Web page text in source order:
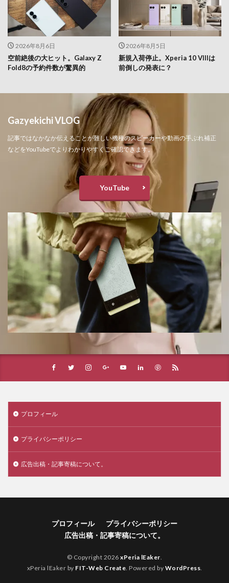
2026年8月6日
空前絶後の大ヒット。Galaxy Z
Fold8の予約件数が驚異的
2026年8月5日
新規入荷停止。Xperia 10 VIIIは
前倒しの発表に？
Gazyekichi VLOG
記事ではなかなか伝えることが難しい機種のスピーカーや動画の手ぶれ補正
などをYouTubeでよりわかりやすくご確認できます。
YouTube
プロフィール
プライバシーポリシー
広告出稿・記事寄稿について。
プロフィール
プライバシーポリシー
広告出稿・記事寄稿について。
© Copyright 2026xPeria lEaker.
xPeria lEaker by FIT-Web Create. Powered by WordPress.